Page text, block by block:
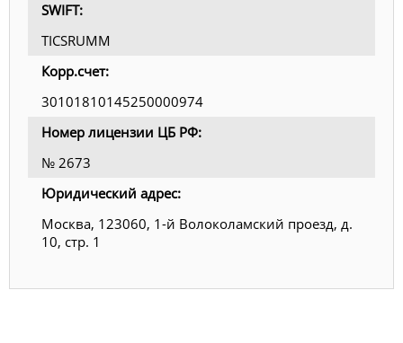
SWIFT:
TICSRUMM
Корр.счет:
30101810145250000974
Номер лицензии ЦБ РФ:
№ 2673
Юридический адрес:
Москва, 123060, 1-й Волоколамский проезд, д.
10, стр. 1